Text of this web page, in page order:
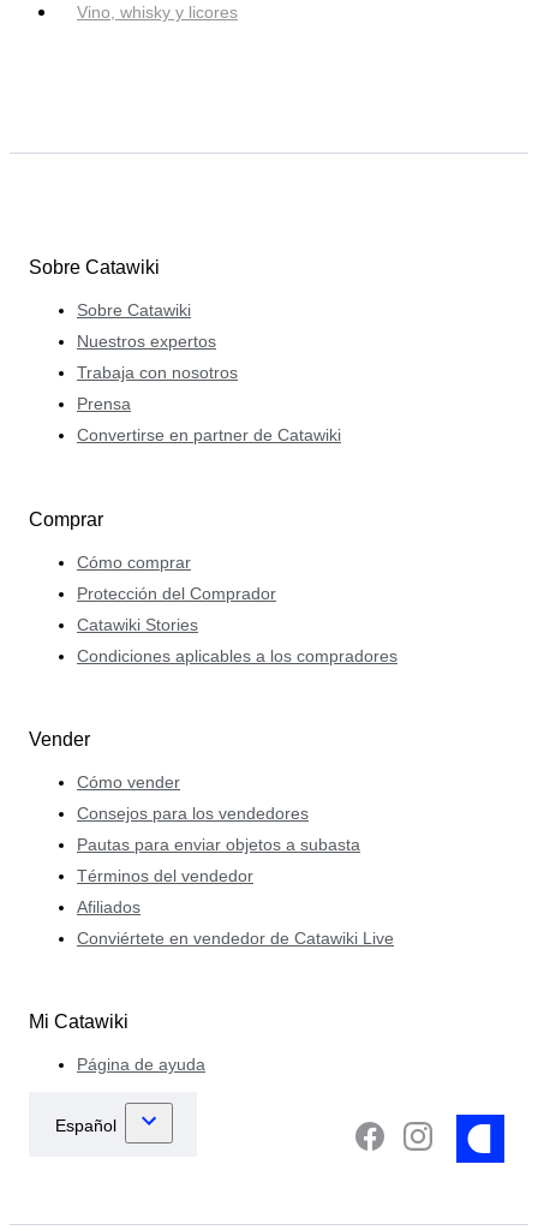
Vino, whisky y licores
Sobre Catawiki
Sobre Catawiki
Nuestros expertos
Trabaja con nosotros
Prensa
Convertirse en partner de Catawiki
Comprar
Cómo comprar
Protección del Comprador
Catawiki Stories
Condiciones aplicables a los compradores
Vender
Cómo vender
Consejos para los vendedores
Pautas para enviar objetos a subasta
Términos del vendedor
Afiliados
Conviértete en vendedor de Catawiki Live
Mi Catawiki
Página de ayuda